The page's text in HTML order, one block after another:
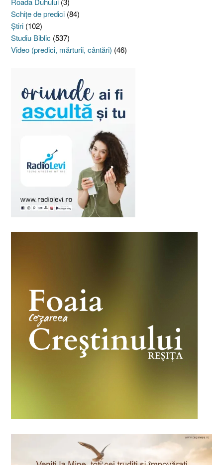
Schiţe de predici (84)
Ştiri (102)
Studiu Biblic (537)
Video (predici, mărturii, cântări) (46)